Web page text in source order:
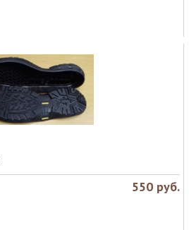
550 руб.